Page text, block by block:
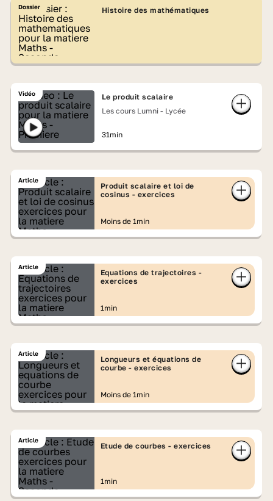
Dossier Histoire des mathématiques
Vidéo
Le produit scalaire
Les cours Lumni - Lycée
31min
Article
Produit scalaire et loi de
cosinus - exercices
Moins de 1min
Article
Equations de trajectoires -
exercices
1min
Article
Longueurs et équations de
courbe - exercices
Moins de 1min
Article
Etude de courbes - exercices
1min